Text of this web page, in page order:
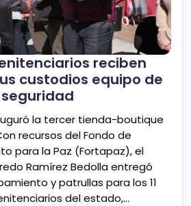
reciben
custodios equipo de
seguridad
la tercer tienda-boutique
Con recursos del Fondo de
para la Paz (Fortapaz), el
Ramírez Bedolla entregó
y patrullas para los 11
del estado,…